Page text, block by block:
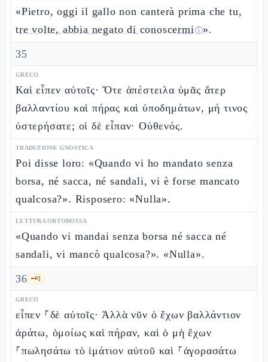
«Pietro, oggi il gallo non canterà prima che tu,
tre volte, abbia negato di conoscermiⓘ».
35
GRECO
Καὶ εἶπεν αὐτοῖς· Ὅτε ἀπέστειλα ὑμᾶς ἄτερ
βαλλαντίου καὶ πήρας καὶ ὑποδημάτων, μή τινος
ὑστερήσατε; οἱ δὲ εἶπαν· Οὐθενός.
TRADUZIONE GNOSTICA
Poi disse loro: «Quando vi ho mandato senza
borsa, né sacca, né sandali, vi è forse mancato
qualcosa?». Risposero: «Nulla».
LETTURA ORTODOSSA
«Quando vi mandai senza borsa né sacca né
sandali, vi mancò qualcosa?». «Nulla».
36 🗝️1
GRECO
εἶπεν ⸀δὲ αὐτοῖς· Ἀλλὰ νῦν ὁ ἔχων βαλλάντιον
ἀράτω, ὁμοίως καὶ πήραν, καὶ ὁ μὴ ἔχων
⸀πωλησάτω τὸ ἱμάτιον αὐτοῦ καὶ ⸀ἀγορασάτω